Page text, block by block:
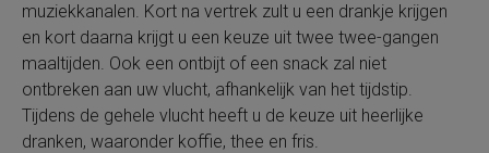
muziekkanalen. Kort na vertrek zult u een drankje krijgen
en kort daarna krijgt u een keuze uit twee twee-gangen
maaltijden. Ook een ontbijt of een snack zal niet
ontbreken aan uw vlucht, afhankelijk van het tijdstip.
Tijdens de gehele vlucht heeft u de keuze uit heerlijke
dranken, waaronder koffie, thee en fris.